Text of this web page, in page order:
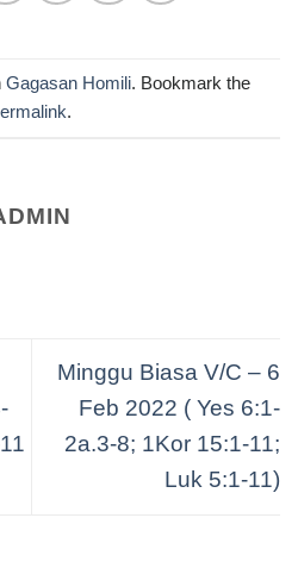
Gagasan Homili. Bookmark the
.
Minggu Biasa V/C – 6
Feb 2022 ( Yes 6:1-
2a.3-8; 1Kor 15:1-11;
Luk 5:1-11)